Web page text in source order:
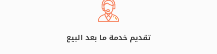
تقديم خدمة ما بعد البيع